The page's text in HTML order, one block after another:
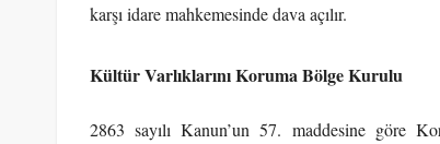
karşı idare mahkemesinde dava açılır.
Kültür Varlıklarını Koruma Bölge Kurulu
2863 sayılı Kanun’un 57. maddesine göre